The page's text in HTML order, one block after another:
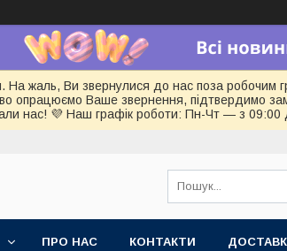
На жаль, Ви звернулися до нас поза
опрацюємо Ваше звернення, підтвердимо
нас! 💜 Наш графік роботи: Пн-Чт — з
ПРО НАС КОНТАКТИ